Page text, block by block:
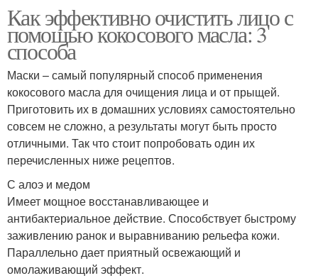
Как эффективно очистить лицо с
помощью кокосового масла: 3
способа
Маски – самый популярный способ применения
кокосового масла для очищения лица и от прыщей.
Приготовить их в домашних условиях самостоятельно
совсем не сложно, а результаты могут быть просто
отличными. Так что стоит попробовать один их
перечисленных ниже рецептов.
С алоэ и медом
Имеет мощное восстанавливающее и
антибактериальное действие. Способствует быстрому
заживлению ранок и выравниванию рельефа кожи.
Параллельно дает приятный освежающий и
омолаживающий эффект.